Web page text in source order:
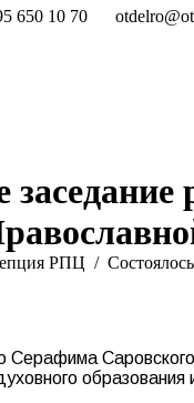
650 10 70
РПЦ